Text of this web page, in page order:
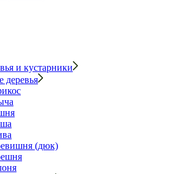
и кустарники
деревья
(дюк)